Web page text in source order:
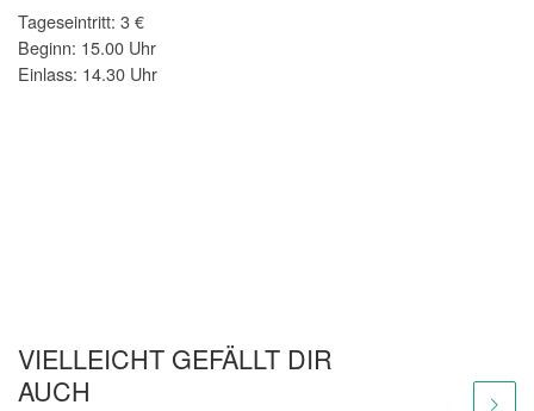
Tageseintritt: 3 €
Beginn: 15.00 Uhr
Einlass: 14.30 Uhr
VIELLEICHT GEFÄLLT DIR
AUCH